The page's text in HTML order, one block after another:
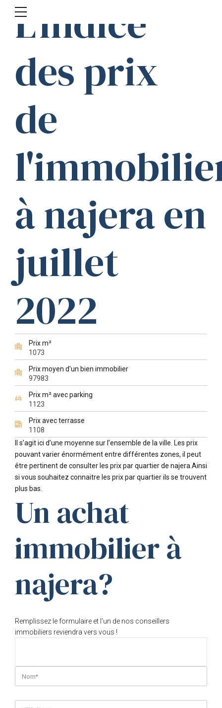
L'indice
des prix
de
à najera en
juillet
2022
Prix m²
1073
Prix moyen d'un bien immobilier
97983
Prix m² avec parking
1123
Prix avec terrasse
1108
Il s’agit ici d’une moyenne sur l’ensemble de la ville. Les prix
pouvant varier énormément entre différentes zones, il peut
être pertinent de consulter les prix par quartier de najera.Ainsi
si vous souhaitez connaitre les prix par quartier ils se trouvent
plus bas.
Un achat
immobilier à
najera?
Remplissez le formulaire et l'un de nos conseillers
immobiliers reviendra vers vous !